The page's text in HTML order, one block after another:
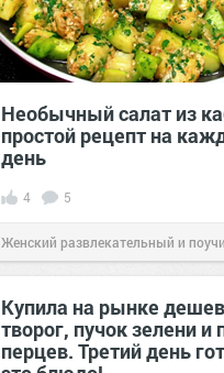
Необычный салат из
простой рецепт на
день
4 5
Женский развлекательный и
сайт. 23:06 04 июн 2026
Купила на рынке
творог, пучок зелени и
перцев. Третий день